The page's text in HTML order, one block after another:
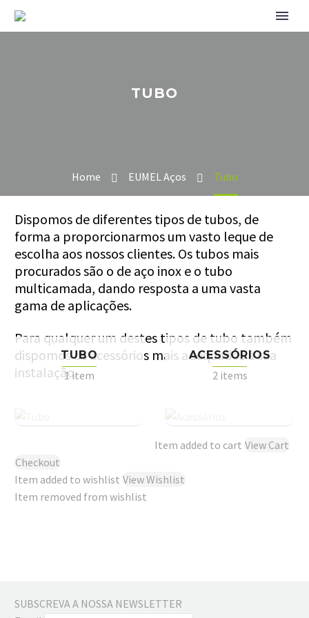
TUBO
Home EUMEL Aços Tubo
Dispomos de diferentes tipos de tubos, de
forma a proporcionarmos um vasto leque de
escolha aos nossos clientes. Os tubos mais
procurados são o de aço inox e o tubo
multicamada, dando resposta a uma vasta
gama de aplicações.
Para qualquer um destes tipos de tubo também
dispomos os acessórios mais adequados à sua
instalação.
TUBO
1 item
ACESSÓRIOS
2 items
Item added to cart View Cart
Checkout
Item added to wishlist View Wishlist
Item removed from wishlist
SUBSCREVA A NOSSA NEWSLETTER